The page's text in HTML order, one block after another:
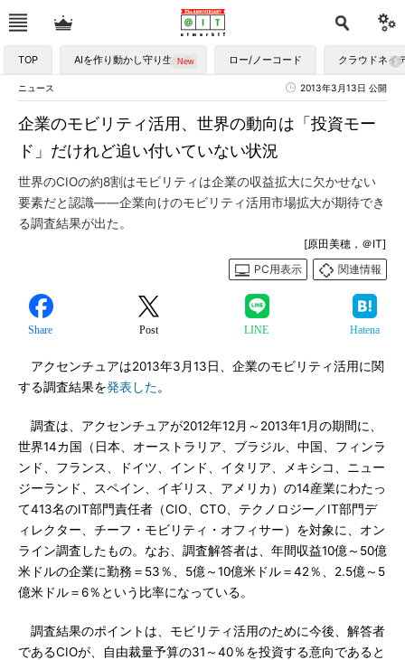
TOP AIを作り動かし守り生かす ロー/ノーコード クラウドネイ
ニュース 2013年3月13日 公開
企業のモビリティ活用、世界の動向は「投資モー
ド」だけれど追い付いていない状況
世界のCIOの約8割はモビリティは企業の収益拡大に欠かせない
要素だと認識――企業向けのモビリティ活用市場拡大が期待でき
る調査結果が出た。
[原田美穂，＠IT]
PC用表示
関連情報
Share Post LINE Hatena
アクセンチュアは2013年3月13日、企業のモビリティ活用に関
する調査結果を発表した。
調査は、アクセンチュアが2012年12月～2013年1月の期間に、
世界14カ国（日本、オーストラリア、ブラジル、中国、フィンラ
ンド、フランス、ドイツ、インド、イタリア、メキシコ、ニュー
ジーランド、スペイン、イギリス、アメリカ）の14産業にわたっ
て413名のIT部門責任者（CIO、CTO、テクノロジー／IT部門デ
ィレクター、チーフ・モビリティ・オフィサー）を対象に、オン
ライン調査したもの。なお、調査解答者は、年間収益10億～50億
米ドルの企業に勤務＝53％、5億～10億米ドル＝42％、2.5億～5
億米ドル＝6％という比率になっている。
調査結果のポイントは、モビリティ活用のために今後、解答者
であるCIOが、自由裁量予算の31～40％を投資する意向であると